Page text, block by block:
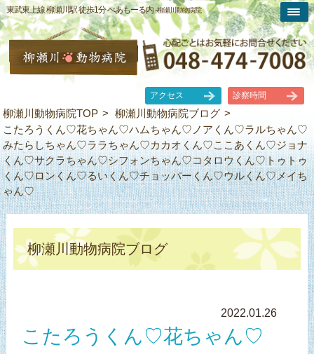
東武東上線 柳瀬川駅 徒歩1分 ぺあもーる内 -柳瀬川動物病院
アクセス 診察時間
柳瀬川動物病院TOP
柳瀬川動物病院ブログ
こたろうくん♡花ちゃん♡ハムちゃん♡ノアくん♡ラルちゃん♡
みたらしちゃん♡ララちゃん♡カカオくん♡ここあくん♡ジョナ
くん♡サクラちゃん♡シフォンちゃん♡コタロウくん♡トゥトゥ
くん♡ロンくん♡るいくん♡チョッパーくん♡ウルくん♡メイち
ゃん♡
柳瀬川動物病院ブログ
2022.01.26
こたろうくん♡花ちゃん♡